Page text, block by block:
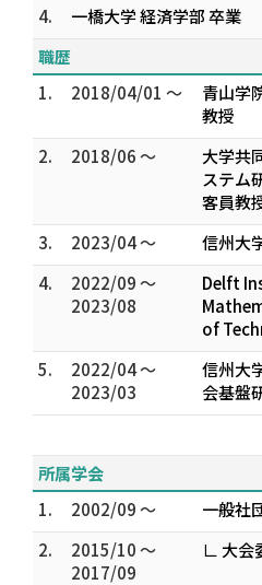
4.
一橋大学 経済学部 卒業
職歴
1.
2018/04/01 ～
青山学
教授
2.
2018/06 ～
大学共
ステム
客員教
3.
2023/04 ～
信州大
4.
2022/09 ～
2023/08
Delft
of
5.
2022/04 ～
2023/03
信州大
会基盤
所属学会
1.
2002/09 ～
一般社
2.
2015/10 ～
2017/09
∟ 大会